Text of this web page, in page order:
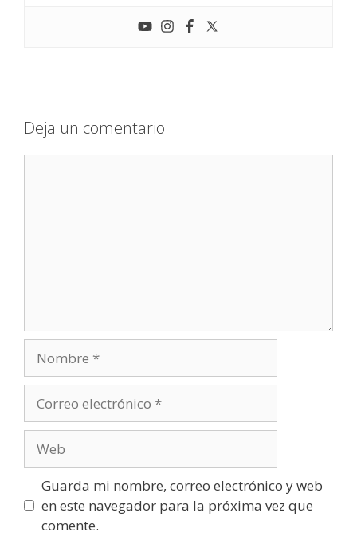
Deja un comentario
Guarda mi nombre, correo electrónico y web
en este navegador para la próxima vez que
comente.